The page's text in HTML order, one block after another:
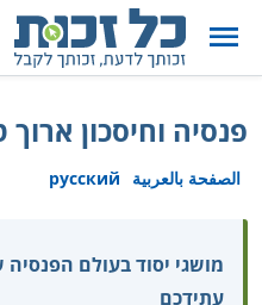
פנסיה וחיסכון ארוך
الصفحة بالعربية русский
מושגי יסוד בעולם הפנסיה
עתידכם